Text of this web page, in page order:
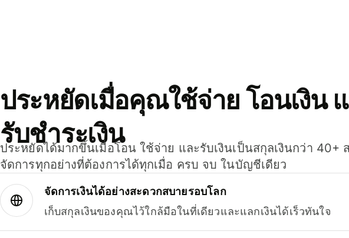
ประหยัดเมื่อคุณใช้จ่าย โอนเงิน
รับชำระเงิน
ประหยัดได้มากขึ้นเมื่อโอน ใช้จ่าย และรับเงินเป็นสกุลเงินกว่า 40+
จัดการทุกอย่างที่ต้องการได้ทุกเมื่อ ครบ จบ ในบัญชีเดียว
จัดการเงินได้อย่างสะดวกสบายรอบโลก
เก็บสกุลเงินของคุณไว้ใกล้มือในที่เดียวและแลกเงินได้เร็วทันใจ